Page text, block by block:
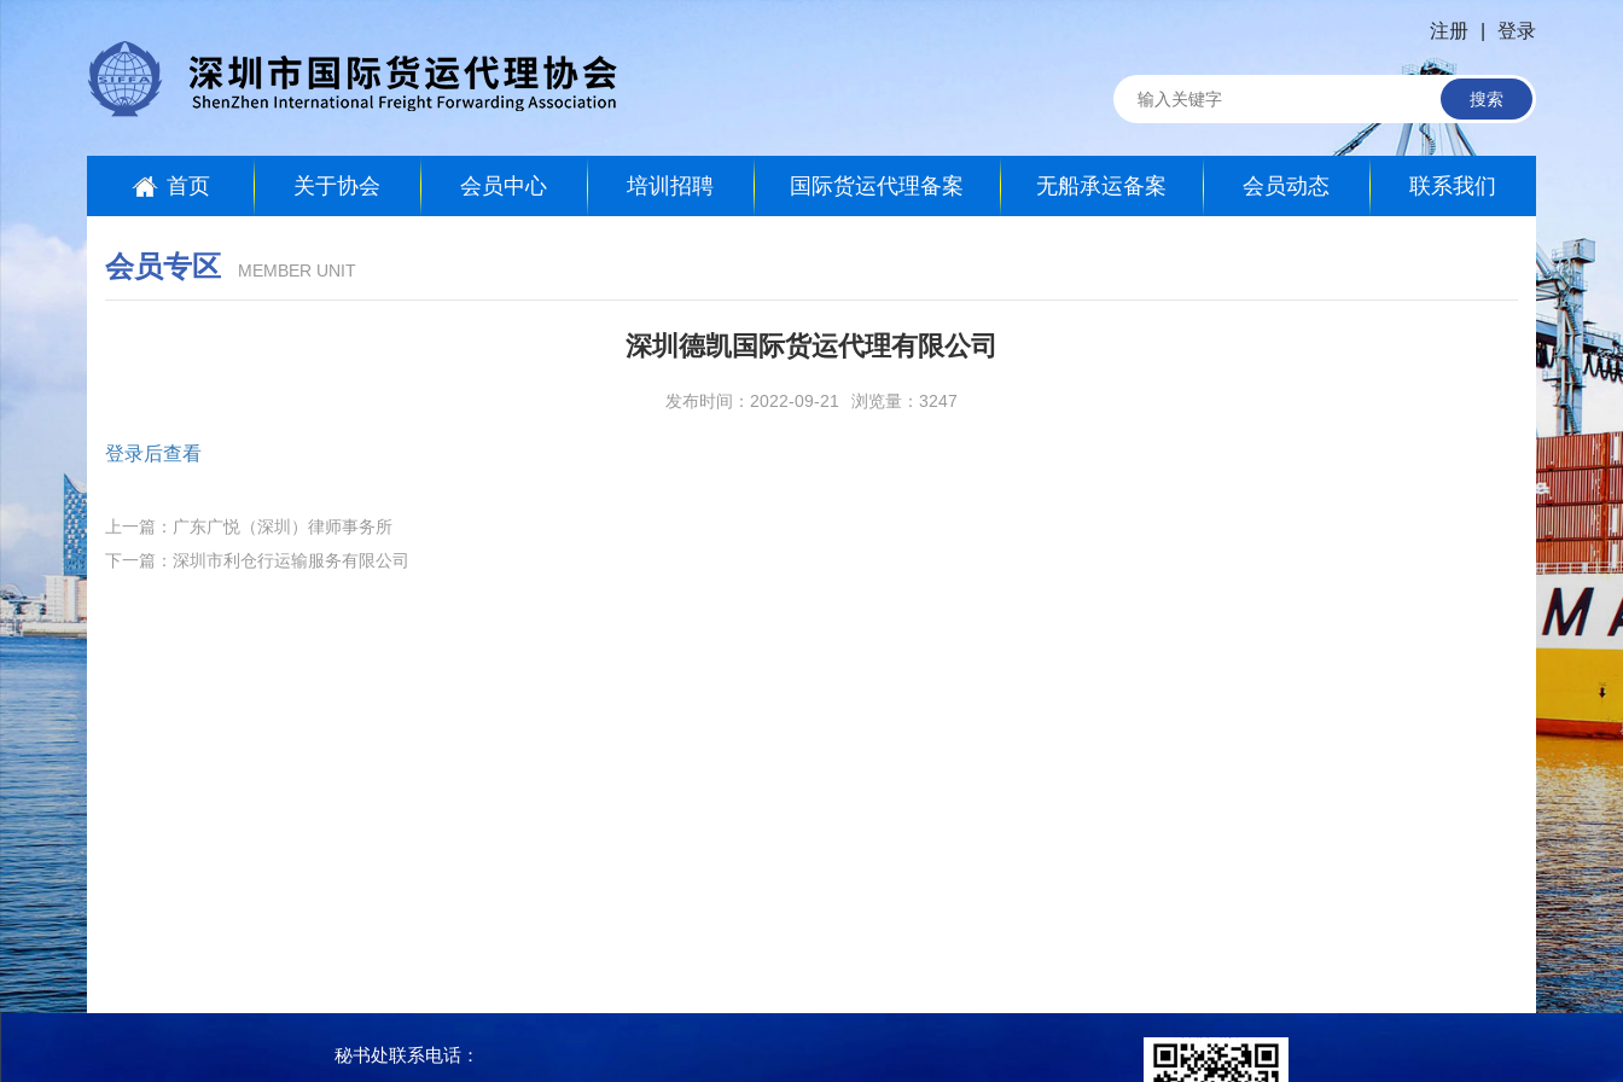
注册 登录
搜索
首页 关于协会 会员中心 培训招聘 国际货运代理备案 无船承运备案 会员动态 联系我们
会员专区 MEMBER UNIT
深圳德凯国际货运代理有限公司
发布时间：2022-09-21 浏览量：3247
登录后查看
上一篇：广东广悦（深圳）律师事务所
下一篇：深圳市利仓行运输服务有限公司
秘书处联系电话：